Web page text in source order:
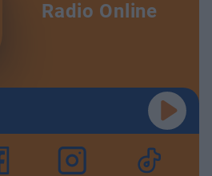
Radio Online